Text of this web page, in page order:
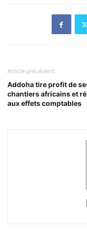
Article précédent
Addoha tire profit de
chantiers africains et
aux effets comptables